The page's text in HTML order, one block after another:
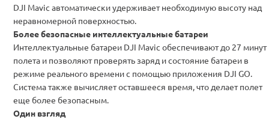
DJI Mavic автоматически удерживает необходимую высоту над
неравномерной поверхностью.
Более безопасные интеллектуальные батареи
Интеллектуальные батареи DJI Mavic обеспечивают до 27 минут
полета и позволяют проверять заряд и состояние батареи в
режиме реального временис помощью приложения DJI GO
Система также вычисляет оставшееся время, что делает полет
еще более безопасным.
Один взгляд